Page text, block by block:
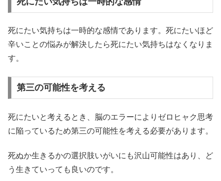
死にたい気持ちは一時的な感情であります。死にたいほど
辛いことの悩みが解決したら死にたい気持ちはなくなりま
す。
第三の可能性を考える
死にたいと考えるとき、脳のエラーによりゼロヒャク思考
に陥っているため第三の可能性を考える必要があります。
死ぬか生きるかの選択肢いがいにも沢山可能性はあり、ど
う生きていっても良いのです。